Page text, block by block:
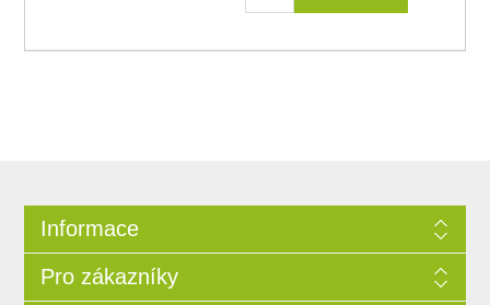
Informace
Pro zákazníky